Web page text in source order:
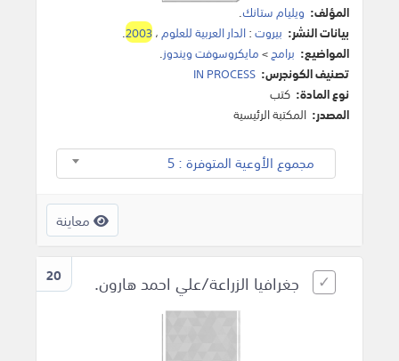
المؤلف: ويليام ستانك.
بيانات النشر: بيروت:الدار العربية للعلوم،2003
.
المواضيع: برامج>مايكروسوفت ويندوز.
تصنيف الكونجرس: IN PROCESS
نوع المادة: كتب
المصدر: المكتبة الرئيسية
مجموع الأوعية المتوفرة : 5
معاينة
20 جغرافيا الزراعة/علي احمد هارون.